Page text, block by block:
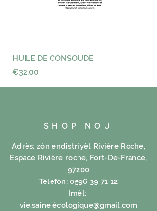
persicum, PRUNUM V%, V% flos
HUILE DE CONSOUDE
Price
€32.00
SHOP NOU
Adrès: zòn endistriyèl Rivière Roche,
Espace Rivière roche, Fort-De-France,
97200
Telefòn:0596 39 71 12
Imèl:
vie.saine.écologique@gmail.com